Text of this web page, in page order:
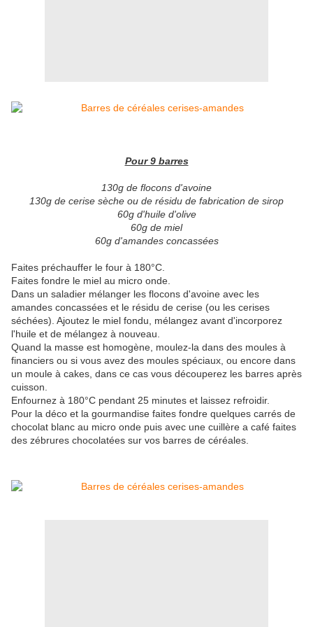
Pour 9 barres
130g de flocons d'avoine
130g de cerise sèche ou de résidu de fabrication de sirop
60g d'huile d'olive
60g de miel
60g d'amandes concassées
Faites préchauffer le four à 180°C.
Faites fondre le miel au micro onde.
Dans un saladier mélanger les flocons d'avoine avec les
amandes concassées et le résidu de cerise (ou les cerises
séchées). Ajoutez le miel fondu, mélangez avant d'incorporez
l'huile et de mélangez à nouveau.
Quand la masse est homogène, moulez-la dans des moules à
financiers ou si vous avez des moules spéciaux, ou encore dans
un moule à cakes, dans ce cas vous découperez les barres après
cuisson.
Enfournez à 180°C pendant 25 minutes et laissez refroidir.
Pour la déco et la gourmandise faites fondre quelques carrés de
chocolat blanc au micro onde puis avec une cuillère a café faites
des zébrures chocolatées sur vos barres de céréales.